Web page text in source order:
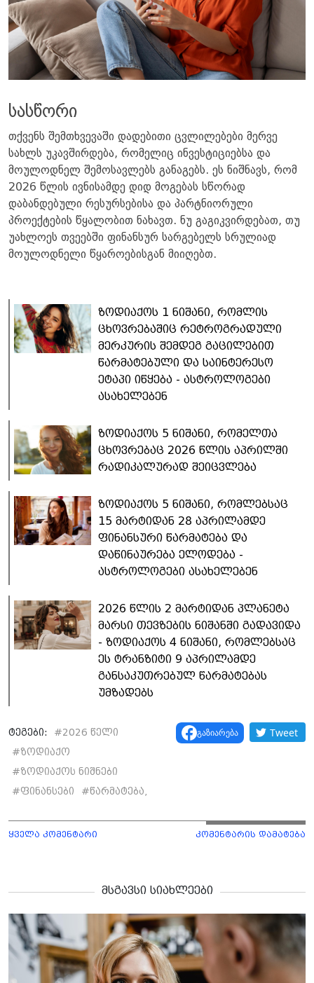
​სასწორი ​
თქვენს შემთხვევაში დადებითი ცვლილებები მერვე
სახლს უკავშირდება, რომელიც ინვესტიციებსა და
მოულოდნელ შემოსავლებს განაგებს. ეს ნიშნავს, რომ
2026 წლის ივნისამდე დიდ მოგებას სწორად
დაბანდებული რესურსებისა და პარტნიორული
პროექტების წყალობით ნახავთ. ნუ გაგიკვირდებათ, თუ
უახლოეს თვეებში ფინანსურ სარგებელს სრულიად
მოულოდნელი წყაროებისგან მიიღებთ.
ზოდიაქოს 1 ნიშანი, რომლის
ცხოვრებაშიც რეტროგრადული
მერკურის შემდეგ გაცილებით
წარმატებული და საინტერესო
ეტაპი იწყება - ასტროლოგები
ასახელებენ
ზოდიაქოს 5 ნიშანი, რომელთა
ცხოვრებაც 2026 წლის აპრილში
რადიკალურად შეიცვლება ​
ზოდიაქოს 5 ნიშანი, რომლებსაც
15 მარტიდან 28 აპრილამდე
ფინანსური წარმატება და
დაწინაურება ელოდება -
ასტროლოგები ასახელებენ
2026 წლის 2 მარტიდან პლანეტა
მარსი თევზების ნიშანში გადავიდა
- ზოდიაქოს 4 ნიშანი, რომლებსაც
ეს ტრანზიტი 9 აპრილამდე
განსაკუთრებულ წარმატებას
უმზადებს
ტეგები: #2026 წელი
#ზოდიაქო
#ზოდიაქოს ნიშნები
#ფინანსები #წარმატება,
გაზიარება Tweet
ყველა კომენტარი კომენტარის დამატება
მსგავსი სიახლეები